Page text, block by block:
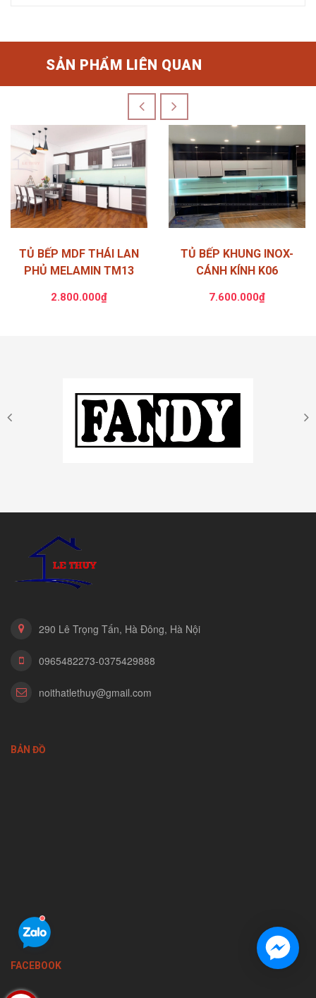
SẢN PHẨM LIÊN QUAN
TỦ BẾP MDF THÁI LAN
PHỦ MELAMIN TM13
2.800.000₫
TỦ BẾP KHUNG INOX-
CÁNH KÍNH K06
7.600.000₫
290 Lê Trọng Tấn, Hà Đông, Hà Nội
0965482273-0375429888
noithatlethuy@gmail.com
BẢN ĐỒ
FACEBOOK